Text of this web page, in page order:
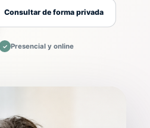
Consultar de forma privada
✓ Presencial y online